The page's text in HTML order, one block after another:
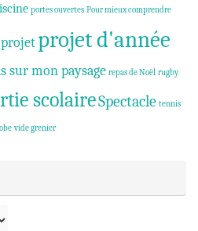
portes ouvertes Pour mieux comprendre
projetprojet d'année
sur mon paysage repas de Noël rugby
scolaireSpectacle tennis
vide grenier